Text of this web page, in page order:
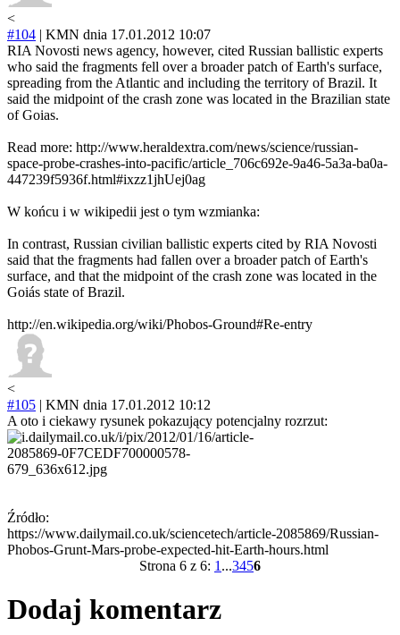
<
#104 | KMN dnia 17.01.2012 10:07
RIA Novosti news agency, however, cited Russian ballistic experts
who said the fragments fell over a broader patch of Earth's surface,
spreading from the Atlantic and including the territory of Brazil. It
said the midpoint of the crash zone was located in the Brazilian state
of Goias.
Read more: http://www.heraldextra.com/news/science/russian-
space-probe-crashes-into-pacific/article_706c692e-9a46-5a3a-ba0a-
447239f5936f.html#ixzz1jhUej0ag
W końcu i w wikipedii jest o tym wzmianka:
In contrast, Russian civilian ballistic experts cited by RIA Novosti
said that the fragments had fallen over a broader patch of Earth's
surface, and that the midpoint of the crash zone was located in the
Goiás state of Brazil.
http://en.wikipedia.org/wiki/Phobos-Ground#Re-entry
<
#105 | KMN dnia 17.01.2012 10:12
A oto i ciekawy rysunek pokazujący potencjalny rozrzut:
Źródło:
https://www.dailymail.co.uk/sciencetech/article-2085869/Russian-
Phobos-Grunt-Mars-probe-expected-hit-Earth-hours.html
Strona 6 z 6: 1 ...3456
Dodaj komentarz